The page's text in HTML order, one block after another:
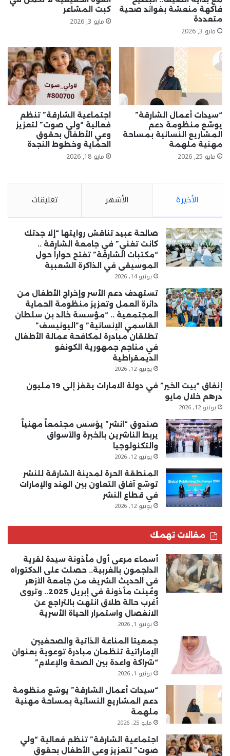
فاكهة منعشة بفوائد صحية
متعددة
مايو 3, 2026
كبت المشاعر
مايو 3, 2026
“سيدات أعمال الشارقة”
يوسّع منظومة دعم
المشاريع النسائية بمساحة
مهنية ملهمة
مايو 25, 2026
اجتماعية الشارقة” تنظم
فعالية “ولي صوت” لتعزيز
وعي الأطفال بحقوق
الحماية وخطوط النجدة
مايو 18, 2026
الأخيرة الأشهر تعليقات
صالحة عبيد تناقش روايتها “إلا جدتك
كانت تغني” في جامعة الشارقة ..
“مكتبات الشارقة” تفتح حواراً حول
الموسيقى في الذاكرة الشعبية
يونيو 14, 2026
تستهدف دعم الأسر وإخراج الأطفال من
دائرة العمل وتعزيز منظومة الحماية
المجتمعية .. “مؤسسة خالد بن سلطان
القاسمي الإنسانية” و”اليونيسف”
تطلقان مبادرة لمكافحة عمالة الأطفال
في مناجم جمهورية الكونغو
الديمقراطية
يونيو 12, 2026
إنفاق “بيت الخير” في دولة الامارات يقفز إلى 19 مليون
درهم خلال مايو
يونيو 12, 2026
صندوق “انشر” يؤسس مجتمعاً مهنياً
يربط الناشرين بالخبرة والأسواق
والتكنولوجيا
يونيو 12, 2026
المنطقة الحرة لمدينة الشارقة للنشر
توسّع آفاق التعاون بين الهند والإمارات
في قطاع النشر
يونيو 12, 2026
مقالات تهمك
أسماء مرعى أول مأذونة سيدة لقرية
الدلجمون بالغربية.. حصلت على الدكتوراه
فى الحديث الشريف من جامعة الأزهر
وعُينت مأذونة فى إبريل 2025.. وتروى
أغرب حالة طلاق انتهت بالتراجع عن
الانفصال واستمرار الحياة الأسرية
يونيو 1, 2026
جمعيتا المناعة الذاتية والصحفيين
الإماراتية تنظمان مبادرة توعوية بعنوان
“شراكة واعدة بين الصحة والإعلام”
يونيو 1, 2026
“سيدات أعمال الشارقة” يوسّع منظومة
دعم المشاريع النسائية بمساحة مهنية
ملهمة
مايو 25, 2026
اجتماعية الشارقة” تنظم فعالية “ولي
صوت” لتعزيز وعي الأطفال بحقوق